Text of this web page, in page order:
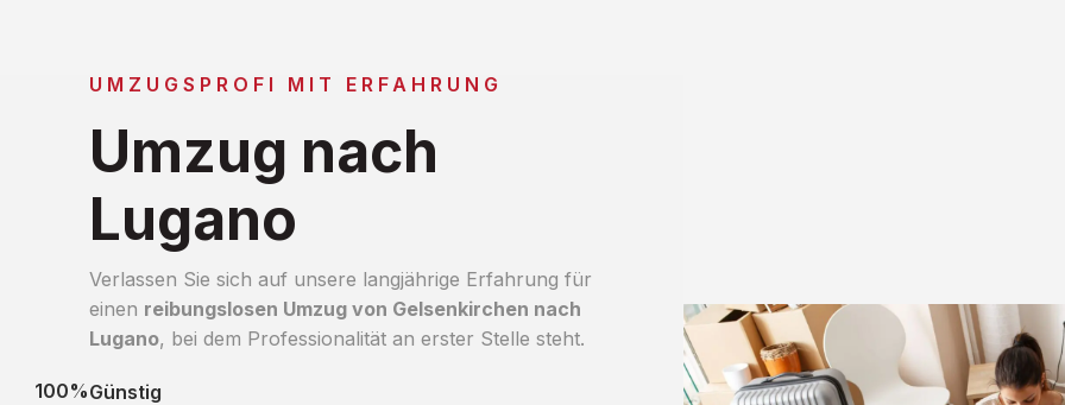
UMZUGSPROFI MIT ERFAHRUNG
Umzug nach
Lugano
Verlassen Sie sich auf unsere langjährige Erfahrung für
einen reibungslosen Umzug von Gelsenkirchen nach
Lugano, bei dem Professionalität an erster Stelle steht.
Günstig
100%